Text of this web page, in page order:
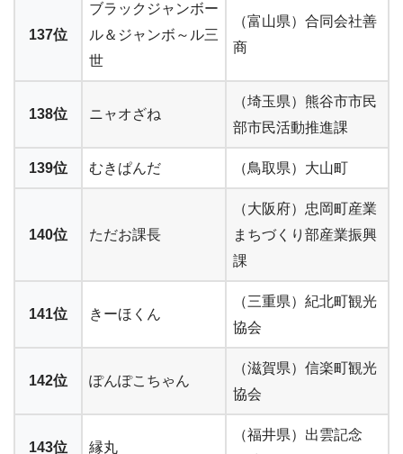
137位
ブラックジャンボー
ル＆ジャンボ～ル三
世
（富山県）合同会社善
商
138位 ニャオざね
（埼玉県）熊谷市市民
部市民活動推進課
139位 むきぱんだ （鳥取県）大山町
140位 ただお課長
（大阪府）忠岡町産業
まちづくり部産業振興
課
141位 きーほくん
（三重県）紀北町観光
協会
142位 ぽんぽこちゃん
（滋賀県）信楽町観光
協会
143位 縁丸
（福井県）出雲記念